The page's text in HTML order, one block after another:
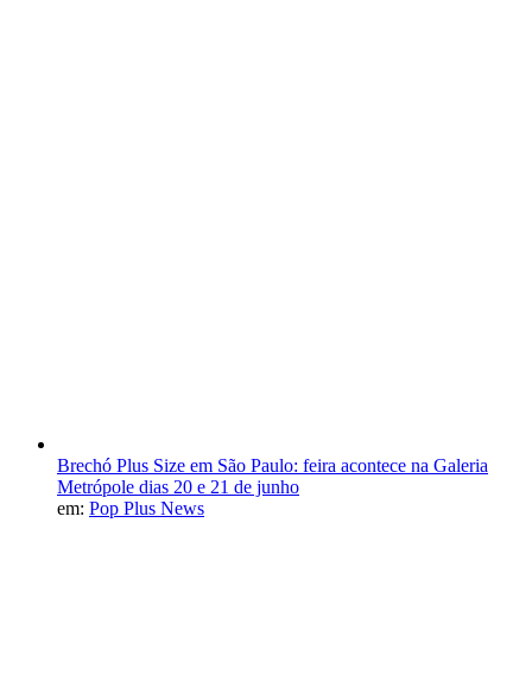
Brechó Plus Size em São Paulo: feira acontece na Galeria
Metrópole dias 20 e 21 de junho
em: Pop Plus News